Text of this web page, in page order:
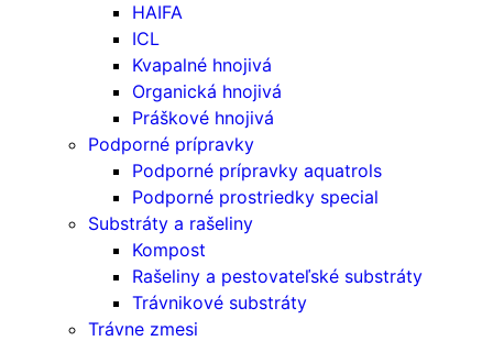
HAIFA
ICL
Kvapalné hnojivá
Organická hnojivá
Práškové hnojivá
Podporné prípravky
Podporné prípravky aquatrols
Podporné prostriedky special
Substráty a rašeliny
Kompost
Rašeliny a pestovateľské substráty
Trávnikové substráty
Trávne zmesi